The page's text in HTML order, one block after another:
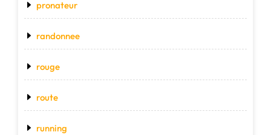
pronateur
randonnee
rouge
route
running